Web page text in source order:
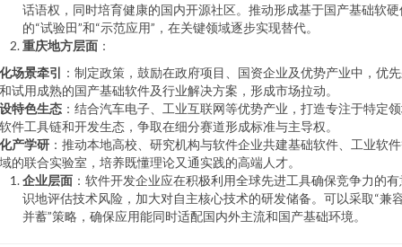
话语权，同时培育健康的国内开源社区。推动形成基于国产基础软硬
的“试验田”和“示范应用”，在关键领域逐步实现替代。
重庆地方层面 ：
场景牵引 ：制定政策，鼓励在政府项目、国资企业及优势产业中，优
试用成熟的国产基础软件及行业解决方案，形成市场拉动。
特色生态 ：结合汽车电子、工业互联网等优势产业，打造专注于特定
件工具链和开发生态，争取在细分赛道形成标准与主导权。
产学研 ：推动本地高校、研究机构与软件企业共建基础软件、工业软
的联合实验室，培养既懂理论又通实践的高端人才。
企业层面 ：软件开发企业应在积极利用全球先进工具确保竞争力的有
识地评估技术风险，加大对自主核心技术的研发储备。可以采取“兼
并蓄”策略，确保应用能同时适配国内外主流和国产基础环境。